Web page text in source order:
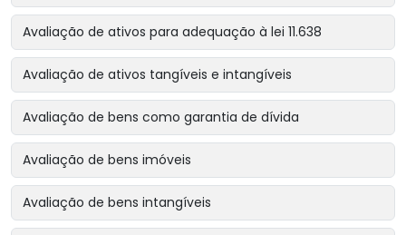
Avaliação de ativos para adequação à lei 11.638
Avaliação de ativos tangíveis e intangíveis
Avaliação de bens como garantia de dívida
Avaliação de bens imóveis
Avaliação de bens intangíveis